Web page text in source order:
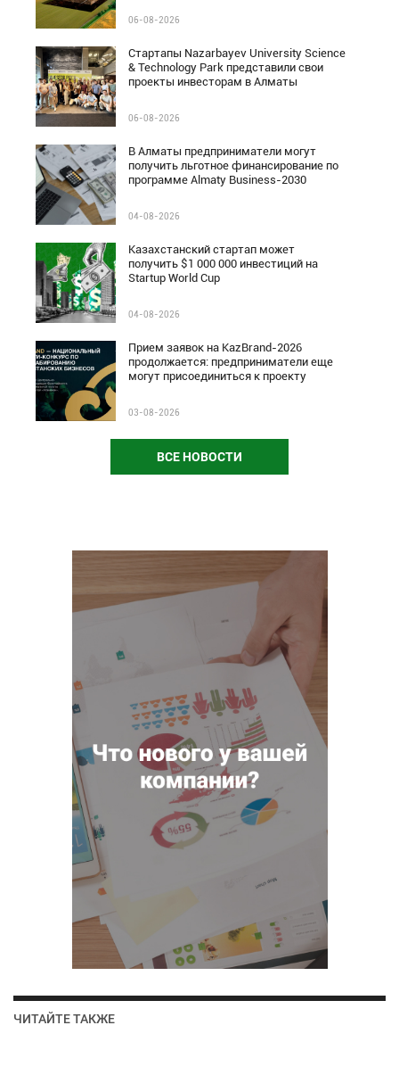
06-08-2026
Стартапы Nazarbayev University Science
& Technology Park представили свои
проекты инвесторам в Алматы
06-08-2026
В Алматы предприниматели могут
получить льготное финансирование по
программе Almaty Business-2030
04-08-2026
Казахстанский стартап может
получить $1 000 000 инвестиций на
Startup World Cup
04-08-2026
Прием заявок на KazBrand-2026
продолжается: предприниматели еще
могут присоединиться к проекту
03-08-2026
ВСЕ НОВОСТИ
ЧИТАЙТЕ ТАКЖЕ